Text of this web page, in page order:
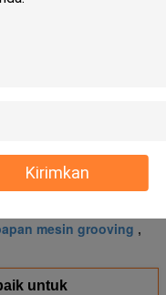
Kirimkan
mesin grooving ,
untuk